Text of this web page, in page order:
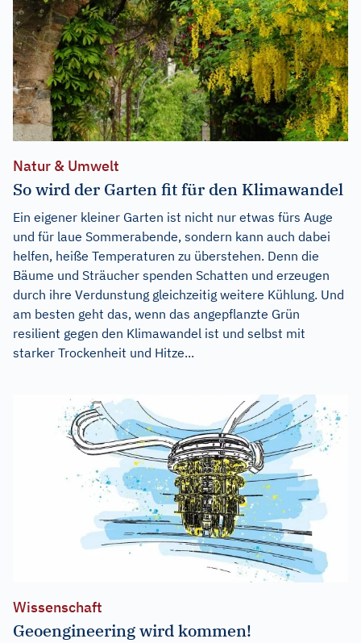
Natur & Umwelt
So wird der Garten fit für den Klimawandel
Ein eigener kleiner Garten ist nicht nur etwas fürs Auge
und für laue Sommerabende, sondern kann auch dabei
helfen, heiße Temperaturen zu überstehen. Denn die
Bäume und Sträucher spenden Schatten und erzeugen
durch ihre Verdunstung gleichzeitig weitere Kühlung. Und
am besten geht das, wenn das angepflanzte Grün
resilient gegen den Klimawandel ist und selbst mit
starker Trockenheit und Hitze...
Wissenschaft
Geoengineering wird kommen!